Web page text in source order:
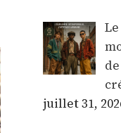
juillet 31,